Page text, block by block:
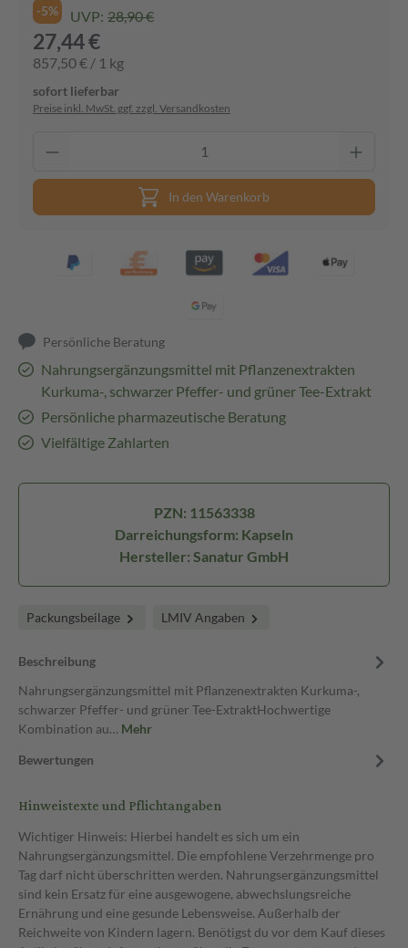
-5% UVP: 28,90 €
27,44 €
857,50 € / 1 kg
sofort lieferbar
Preise inkl. MwSt. ggf. zzgl. Versandkosten
In den Warenkorb
Persönliche Beratung
Nahrungsergänzungsmittel mit Pflanzenextrakten
Kurkuma-, schwarzer Pfeffer- und grüner Tee-Extrakt
Persönliche pharmazeutische Beratung
Vielfältige Zahlarten
PZN: 11563338
Darreichungsform: Kapseln
Hersteller: Sanatur GmbH
Packungsbeilage LMIV Angaben
Beschreibung
Nahrungsergänzungsmittel mit Pflanzenextrakten Kurkuma-,
schwarzer Pfeffer- und grüner Tee-ExtraktHochwertige
Kombination au… Mehr
Bewertungen
Hinweistexte und Pflichtangaben
Wichtiger Hinweis: Hierbei handelt es sich um ein
Nahrungsergänzungsmittel. Die empfohlene Verzehrmenge pro
Tag darf nicht überschritten werden. Nahrungsergänzungsmittel
sind kein Ersatz für eine ausgewogene, abwechslungsreiche
Ernährung und eine gesunde Lebensweise. Außerhalb der
Reichweite von Kindern lagern. Benötigst du vor dem Kauf dieses